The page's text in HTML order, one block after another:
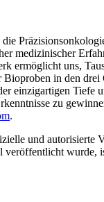
medizinischer
ermöglicht uns,
in den
einzigartigen Tiefe
zu
.
und autorisierte
wurde,